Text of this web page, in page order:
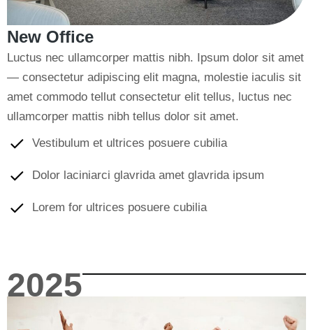
New Office
Luctus nec ullamcorper mattis nibh. Ipsum dolor sit amet
— consectetur adipiscing elit magna, molestie iaculis sit
amet commodo tellut consectetur elit tellus, luctus nec
ullamcorper mattis nibh tellus dolor sit amet.
Vestibulum et ultrices posuere cubilia
Dolor laciniarci glavrida amet glavrida ipsum
Lorem for ultrices posuere cubilia
2025